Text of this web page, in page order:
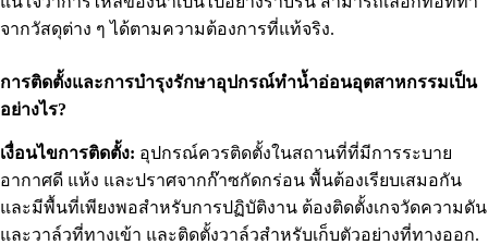
จากวัสดุต่าง ๆ ได้ตามความต้องการที่แท้จริง.
การติดตั้งและการบำรุงรักษาอุปกรณ์ทำน้ำอ่อนอุตสาหกรรมเป็น
อย่างไร?
เงื่อนไขการติดตั้ง: อุปกรณ์ควรติดตั้งในสถานที่ที่มีการระบาย
อากาศดี แห้ง และปราศจากก๊าซกัดกร่อน พื้นต้องเรียบเสมอกัน
และมีพื้นที่เพียงพอสำหรับการปฏิบัติงาน ต้องติดตั้งเกจวัดความดัน
และวาล์วที่ทางเข้า และติดตั้งวาล์วสำหรับเก็บตัวอย่างที่ทางออก.